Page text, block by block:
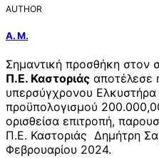
AUTHOR
Α. Μ.
Σημαντική προσθήκη στον
Π.Ε. Καστοριάς αποτέλεσε
υπερσύγχρονου
προϋπολογισμού
ορισθείσα επιτροπή,
Π.Ε. Καστοριάς Δημήτρη
Φεβρουαρίου 2024.